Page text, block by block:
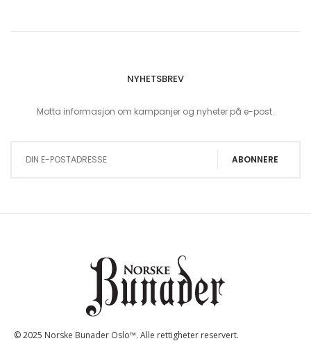
NYHETSBREV
Motta informasjon om kampanjer og nyheter på e-post.
ABONNERE
© 2025 Norske Bunader Oslo™. Alle rettigheter reservert.